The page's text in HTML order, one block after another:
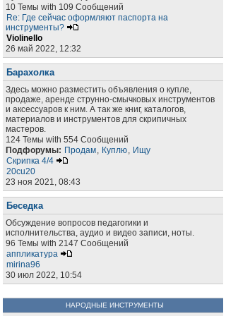
10 Темы with 109 Сообщений
Re: Где сейчас оформляют паспорта на
инструменты?
Violinello
26 май 2022, 12:32
Барахолка
Здесь можно разместить объявления о купле,
продаже, аренде струнно-смычковых инструментов
и аксессуаров к ним. А так же книг, каталогов,
материалов и инструментов для скрипичных
мастеров.
124 Темы with 554 Сообщений
Подфорумы: Продам, Куплю, Ищу
Скрипка 4/4
20cu20
23 ноя 2021, 08:43
Беседка
Обсуждение вопросов педагогики и
исполнительства, аудио и видео записи, ноты.
96 Темы with 2147 Сообщений
аппликатура
mirina96
30 июл 2022, 10:54
НАРОДНЫЕ ИНСТРУМЕНТЫ